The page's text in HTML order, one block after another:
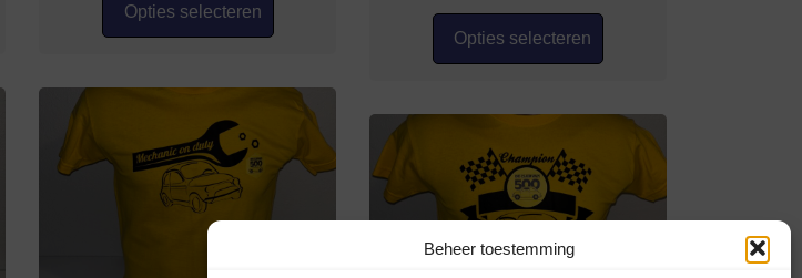
Beheer toestemming
Opties selecteren
Opties selecteren